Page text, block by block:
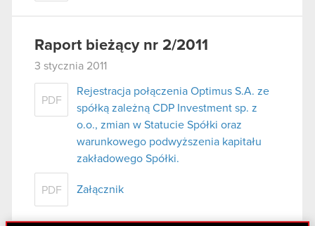
Raport bieżący nr 2/2011
3 stycznia 2011
PDF
Rejestracja połączenia Optimus S.A. ze
spółką zależną CDP Investment sp. z
o.o., zmian w Statucie Spółki oraz
warunkowego podwyższenia kapitału
zakładowego Spółki.
PDF Załącznik